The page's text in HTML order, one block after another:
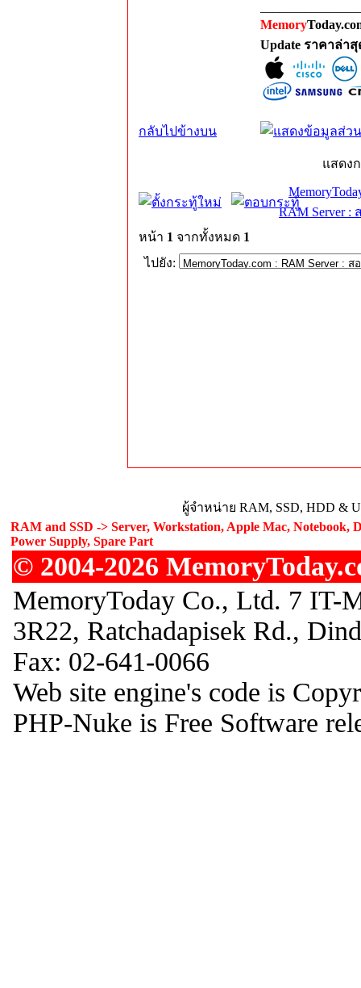
Memory
Update ราคาล่า
กลับไปข้างบน
แสดง
RAM Server :
หน้า 1 จากทั้งหมด 1
ไปยัง:
ผู้จำหน่าย RAM, SSD, HDD &
RAM and SSD -> Server, Workstation, Apple Mac, Notebook,
Power Supply, Spare Part
© 2004-2026
MemoryToday Co., Ltd. 7 IT-
3R22, Ratchadapisek Rd.,
Fax: 02-641-0066
Web site engine's code is
PHP-Nuke is Free Software